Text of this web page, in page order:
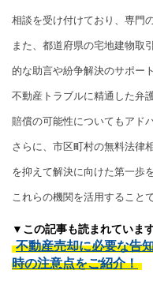
相談を受け付けており、専門
また、都道府県の宅地建物取
的な助言や紛争解決のサポー
不動産トラブルに精通した弁
賠償の可能性についてもアド
さらに、市区町村の無料法律
を抑えて解決に向けた第一歩
これらの機関を活用すること
▼この記事も読まれていま
不動産売却に必要な告
時の注意点をご紹介！